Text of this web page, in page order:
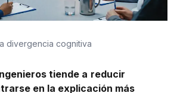
divergencia cognitiva
tiende a reducir
en la explicación más